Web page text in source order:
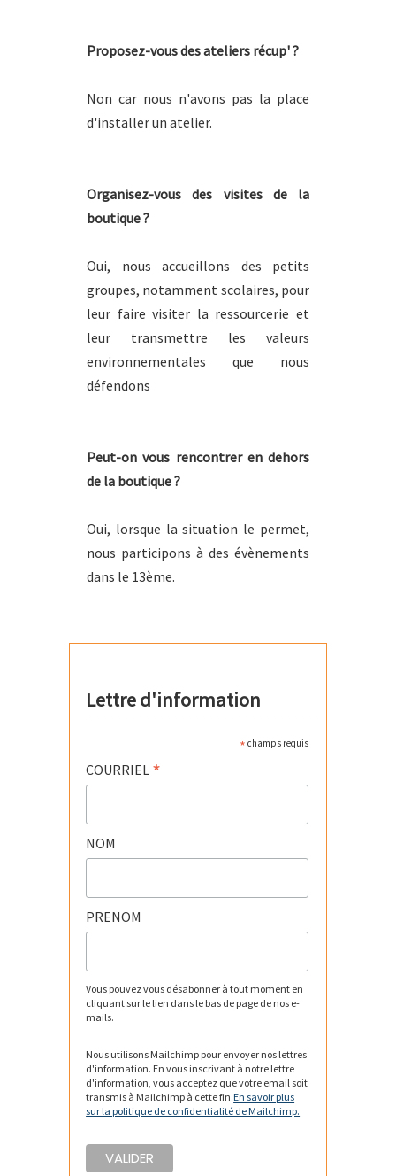
Proposez-vous des ateliers récup' ?
Non car nous n'avons pas la place
d'installer un atelier.
Organisez-vous des visites de la
boutique ?
Oui, nous accueillons des petits
groupes, notamment scolaires, pour
leur faire visiter la ressourcerie et
leur transmettre les valeurs
environnementales que nous
défendons
Peut-on vous rencontrer en dehors
de la boutique ?
Oui, lorsque la situation le permet,
nous participons à des évènements
dans le 13ème.
Lettre d'information
* champs requis
COURRIEL *
NOM
PRENOM
Vous pouvez vous désabonner à tout moment en
cliquant sur le lien dans le bas de page de nos e-
mails.
Nous utilisons Mailchimp pour envoyer nos lettres
d'information. En vous inscrivant à notre lettre
d'information, vous acceptez que votre email soit
transmis à Mailchimp à cette fin.En savoir plus
sur la politique de confidentialité de Mailchimp.